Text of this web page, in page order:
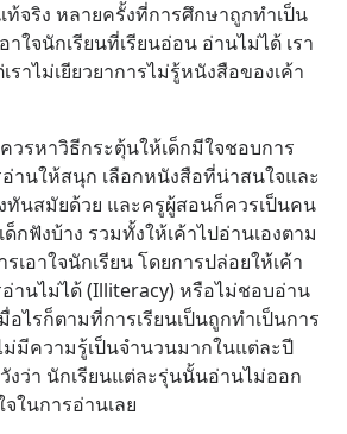
ท้จริง หลายครั้งที่การศึกษาถูกทำเป็น
าใจนักเรียนที่เรียนอ่อน อ่านไม่ได้ เรา
ราไม่เยียวยาการไม่รู้หนังสือของเค้า
วรหาวิธีกระตุ้นให้เด็กมีใจชอบการ
านให้สนุก เลือกหนังสือที่น่าสนใจและ
ทันสมัยด้วย และครูผู้สอนก็ควรเป็นคน
กฟังบ้าง รวมทั้งให้เค้าไปอ่านเองตาม
เอาใจนักเรียน โดยการปล่อยให้เค้า
านไม่ได้ (Illiteracy) หรือไม่ชอบอ่าน
อไรก็ตามที่การเรียนเป็นถูกทำเป็นการ
ม่มีความรู้เป็นจำนวนมากในแต่ละปี
งว่า นักเรียนแต่ละรุ่นนั้นอ่านไม่ออก
ในการอ่านเลย